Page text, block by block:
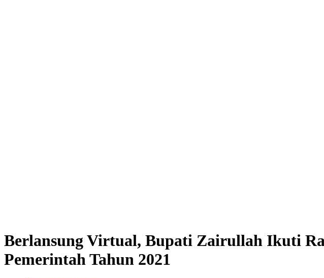
Berlansung Virtual, Bupati Zairullah Ikuti
Pemerintah Tahun 2021